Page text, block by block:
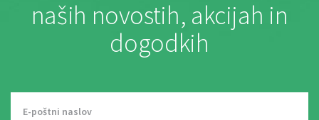
naših novostih, akcijah in
dogodkih